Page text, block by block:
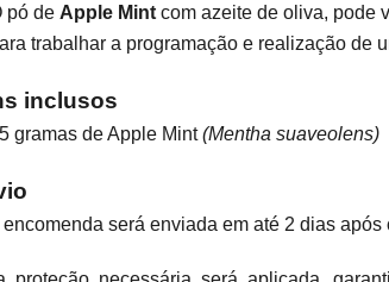
pó de Apple Mint com azeite de oliva, pode
trabalhar a programação e realização de
inclusos
gramas de Apple Mint(Mentha suaveolens)
encomenda será enviada em até 2 dias